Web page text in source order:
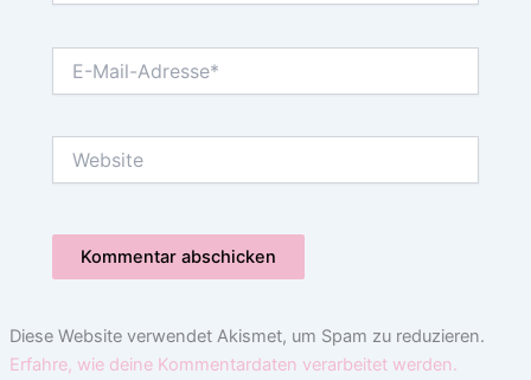
Mail-
Diese Website verwendet Akismet, um Spam zu reduzieren.
Erfahre, wie deine Kommentardaten verarbeitet werden.